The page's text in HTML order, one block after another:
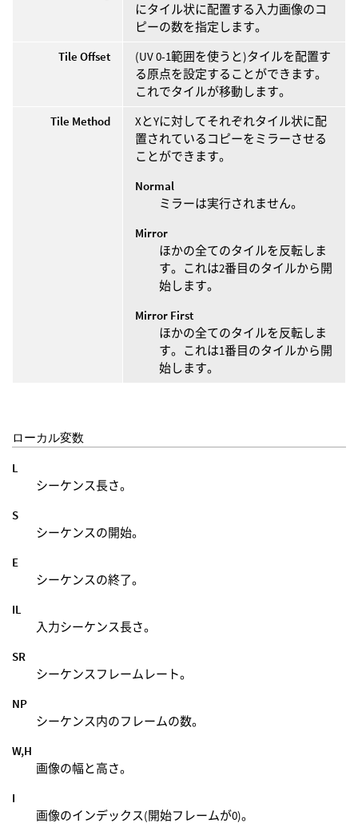
にタイル状に配置する入力画像のコ
ピーの数を指定します。
Tile Offset
(UV 0-1範囲を使うと)タイルを配置す
る原点を設定することができます。
これでタイルが移動します。
Tile Method
XとYに対してそれぞれタイル状に配
置されているコピーをミラーさせる
ことができます。
Normal
ミラーは実行されません。
Mirror
ほかの全てのタイルを反転しま
す。これは2番目のタイルから開
始します。
Mirror First
ほかの全てのタイルを反転しま
す。これは1番目のタイルから開
始します。
ローカル変数
L
シーケンス長さ。
S
シーケンスの開始。
E
シーケンスの終了。
IL
入力シーケンス長さ。
SR
シーケンスフレームレート。
NP
シーケンス内のフレームの数。
W,H
画像の幅と高さ。
I
画像のインデックス(開始フレームが0)。